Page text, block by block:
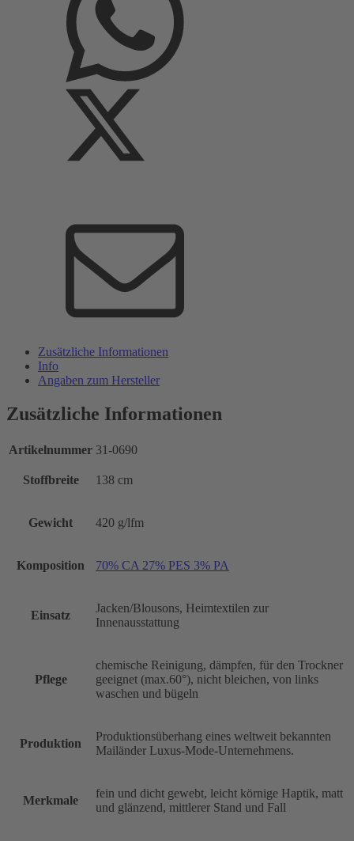
Zusätzliche Informationen
Info
Angaben zum Hersteller
Zusätzliche Informationen
Artikelnummer 31-0690
Stoffbreite 138 cm
Gewicht 420 g/lfm
Komposition 70% CA 27% PES 3% PA
Einsatz
Jacken/Blousons, Heimtextilen zur
Innenausstattung
Pflege
chemische Reinigung, dämpfen, für den Trockner
geeignet (max.60°), nicht bleichen, von links
waschen und bügeln
Produktion
Produktionsüberhang eines weltweit bekannten
Mailänder Luxus-Mode-Unternehmens.
Merkmale
fein und dicht gewebt, leicht körnige Haptik, matt
und glänzend, mittlerer Stand und Fall